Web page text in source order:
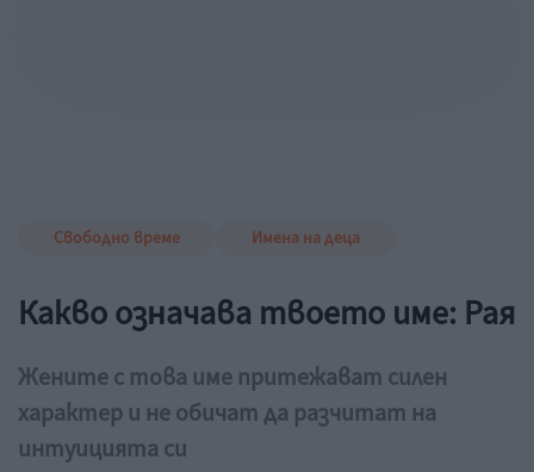
Свободно време Имена на деца
Какво означава твоето име: Рая
Жените с това име притежават силен
характер и не обичат да разчитат на
интуицията си